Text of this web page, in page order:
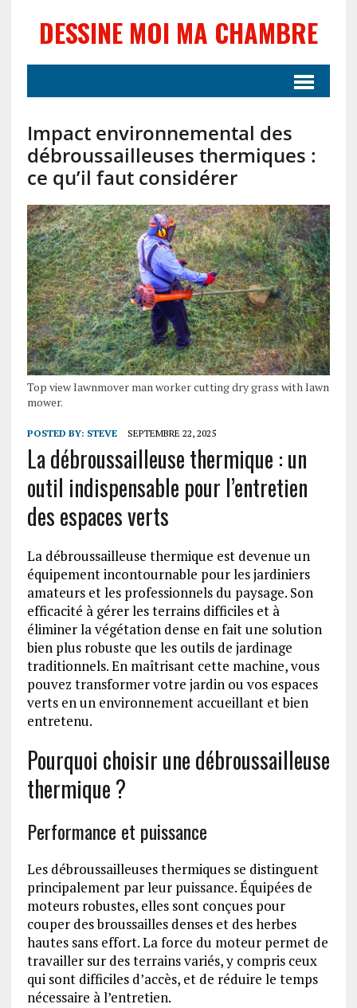
DESSINE MOI MA CHAMBRE
Impact environnemental des
débroussailleuses thermiques :
ce qu’il faut considérer
Top view lawnmover man worker cutting dry grass with lawn
mower.
POSTED BY: STEVE SEPTEMBRE 22, 2025
La débroussailleuse thermique : un
outil indispensable pour l’entretien
des espaces verts
La débroussailleuse thermique est devenue un
équipement incontournable pour les jardiniers
amateurs et les professionnels du paysage. Son
efficacité à gérer les terrains difficiles et à
éliminer la végétation dense en fait une solution
bien plus robuste que les outils de jardinage
traditionnels. En maîtrisant cette machine, vous
pouvez transformer votre jardin ou vos espaces
verts en un environnement accueillant et bien
entretenu.
Pourquoi choisir une débroussailleuse
thermique ?
Performance et puissance
Les débroussailleuses thermiques se distinguent
principalement par leur puissance. Équipées de
moteurs robustes, elles sont conçues pour
couper des broussailles denses et des herbes
hautes sans effort. La force du moteur permet de
travailler sur des terrains variés, y compris ceux
qui sont difficiles d’accès, et de réduire le temps
nécessaire à l’entretien.